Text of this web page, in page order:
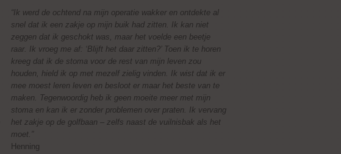
“Ik werd de ochtend na mijn operatie wakker en ontdekte al
snel dat ik een zakje op mijn buik had zitten. Ik kan niet
zeggen dat ik geschokt was, maar het voelde een beetje
raar. Ik vroeg me af: ‘Blijft het daar zitten?’ Toen ik te horen
kreeg dat ik de stoma voor de rest van mijn leven zou
houden, hield ik op met mezelf zielig vinden. Ik wist dat ik er
mee moest leren leven en besloot er maar het beste van te
maken. Tegenwoordig heb ik geen moeite meer met mijn
stoma en kan ik er zonder problemen over praten. Ik vervang
het zakje op de golfbaan – zelfs naast de vuilnisbak als het
moet.”
Henning